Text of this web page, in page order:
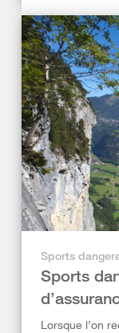
Sports
Sports
Lorsque l’on